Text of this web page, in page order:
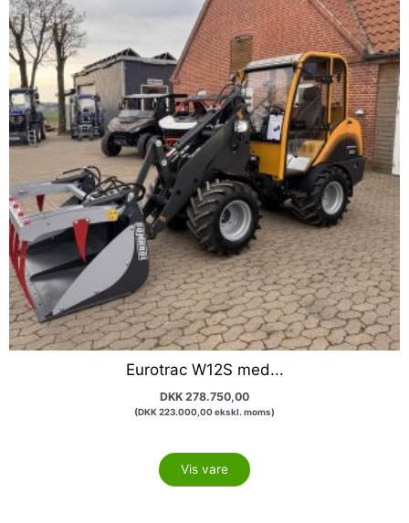
Eurotrac W12S med...
DKK 278.750,00
(DKK223.000,00ekskl. moms)
Vis vare